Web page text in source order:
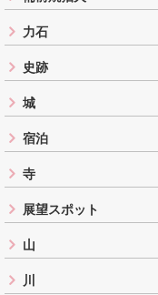
力石
史跡
城
宿泊
寺
展望スポット
山
川